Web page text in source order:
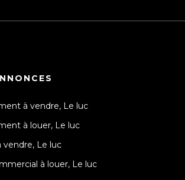
à vendre, Le luc
à louer, Le luc
vendre, Le luc
à louer, Le luc